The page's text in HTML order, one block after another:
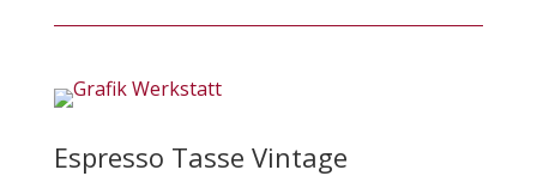
Espresso Tasse Vintage